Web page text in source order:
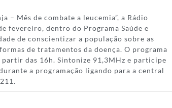
– Mês de combate a leucemia”, a Rádio
fevereiro, dentro do Programa Saúde e
de conscientizar a população sobre as
de tratamentos da doença. O programa
partir das 16h. Sintonize 91,3MHz e participe
a programação ligando para a central